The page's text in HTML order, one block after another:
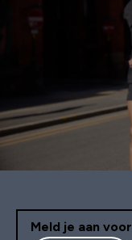
Meld je aan